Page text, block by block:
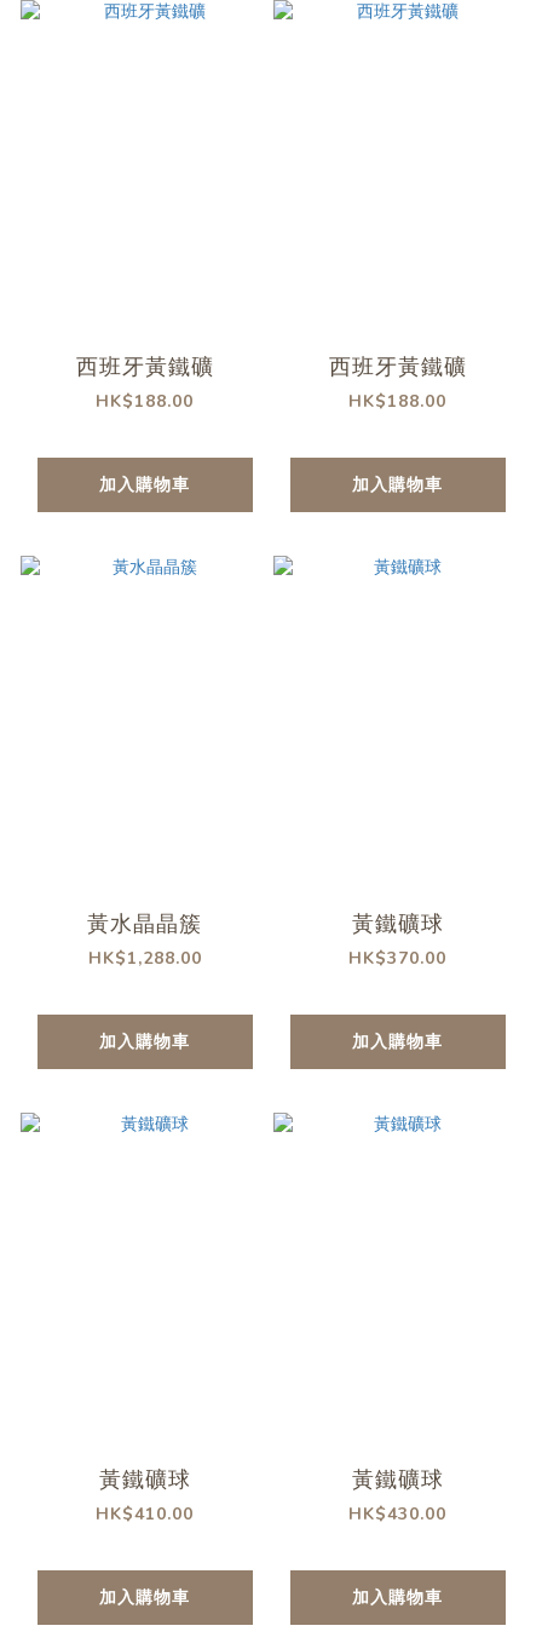
西班牙黃鐵礦
HK$188.00
加入購物車
西班牙黃鐵礦
HK$188.00
加入購物車
黃水晶晶簇
HK$1,288.00
加入購物車
黃鐵礦球
HK$370.00
加入購物車
黃鐵礦球
HK$410.00
加入購物車
黃鐵礦球
HK$430.00
加入購物車